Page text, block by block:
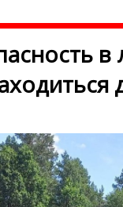
в